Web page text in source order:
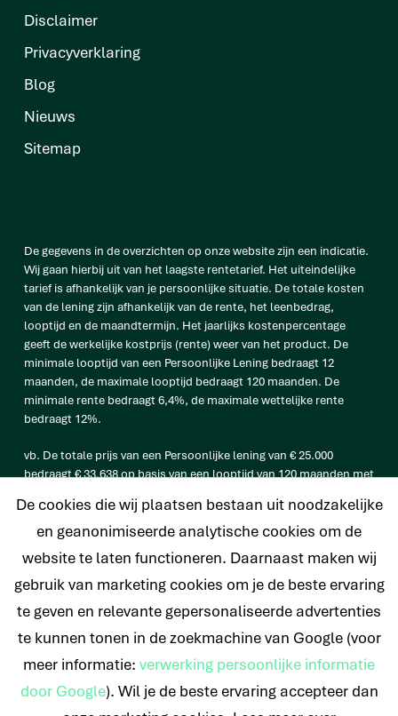
Disclaimer
Privacyverklaring
Blog
Nieuws
Sitemap
De gegevens in de overzichten op onze website zijn een indicatie.
Wij gaan hierbij uit van het laagste rentetarief. Het uiteindelijke
tarief is afhankelijk van je persoonlijke situatie. De totale kosten
van de lening zijn afhankelijk van de rente, het leenbedrag,
looptijd en de maandtermijn. Het jaarlijks kostenpercentage
geeft de werkelijke kostprijs (rente) weer van het product. De
minimale looptijd van een Persoonlijke Lening bedraagt 12
maanden, de maximale looptijd bedraagt 120 maanden. De
minimale rente bedraagt 6,4%, de maximale wettelijke rente
bedraagt 12%.
vb. De totale prijs van een Persoonlijke lening van € 25.000
bedraagt € 33.638 op basis van een looptijd van 120 maanden met
© 2026 Nederlands Krediet Collectief
De cookies die wij plaatsen bestaan uit noodzakelijke
en geanonimiseerde analytische cookies om de
website te laten functioneren. Daarnaast maken wij
gebruik van marketing cookies om je de beste ervaring
te geven en relevante gepersonaliseerde advertenties
te kunnen tonen in de zoekmachine van Google (voor
meer informatie: verwerking persoonlijke informatie
door Google). Wil je de beste ervaring accepteer dan